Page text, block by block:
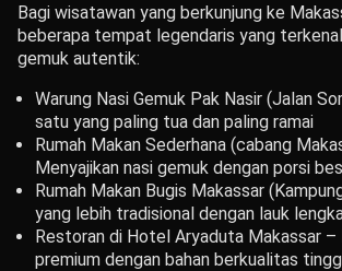
Bagi wisatawan yang berkunjung ke
beberapa tempat legendaris yang
gemuk autentik:
Warung Nasi Gemuk Pak Nasir (Jalan
satu yang paling tua dan paling ramai
Rumah Makan Sederhana (cabang
Menyajikan nasi gemuk dengan porsi
Rumah Makan Bugis Makassar
yang lebih tradisional dengan lauk
Restoran di Hotel Aryaduta Makassar –
premium dengan bahan berkualitas